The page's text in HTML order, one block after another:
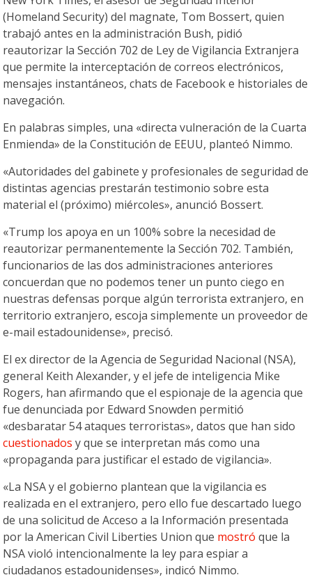
(Homeland Security) del magnate, Tom Bossert, quien
trabajó antes en la administración Bush, pidió
reautorizar la Sección 702 de Ley de Vigilancia Extranjera
que permite la interceptación de correos electrónicos,
mensajes instantáneos, chats de Facebook e historiales de
navegación.
En palabras simples, una «directa vulneración de la Cuarta
Enmienda» de la Constitución de EEUU, planteó Nimmo.
«Autoridades del gabinete y profesionales de seguridad de
distintas agencias prestarán testimonio sobre esta
material el (próximo) miércoles», anunció Bossert.
«Trump los apoya en un 100% sobre la necesidad de
reautorizar permanentemente la Sección 702. También,
funcionarios de las dos administraciones anteriores
concuerdan que no podemos tener un punto ciego en
nuestras defensas porque algún terrorista extranjero, en
territorio extranjero, escoja simplemente un proveedor de
e-mail estadounidense», precisó.
El ex director de la Agencia de Seguridad Nacional (NSA),
general Keith Alexander, y el jefe de inteligencia Mike
Rogers, han afirmando que el espionaje de la agencia que
fue denunciada por Edward Snowden permitió
«desbaratar 54 ataques terroristas», datos que han sido
cuestionados y que se interpretan más como una
«propaganda para justificar el estado de vigilancia».
«La NSA y el gobierno plantean que la vigilancia es
realizada en el extranjero, pero ello fue descartado luego
de una solicitud de Acceso a la Información presentada
por la American Civil Liberties Union que mostró que la
NSA violó intencionalmente la ley para espiar a
ciudadanos estadounidenses», indicó Nimmo.